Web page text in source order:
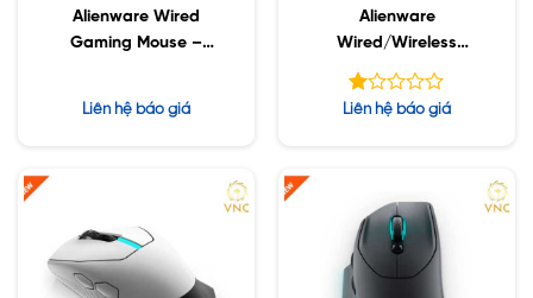
Alienware Wired
Gaming Mouse –
Liên hệ báo giá
Alienware
Wired/Wireless
Gaming Mouse –
AW610M – Dark Side
Of The Moon
Được
sao
Liên hệ báo giá